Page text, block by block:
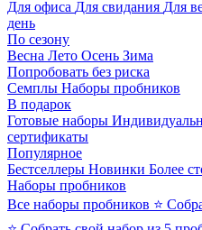
Для офиса Для свидания Для
день
По сезону
Весна Лето Осень Зима
Попробовать без риска
Семплы Наборы пробников
В подарок
Готовые наборы
сертификаты
Популярное
Бестселлеры Новинки Более
Наборы пробников
Все наборы пробников ⭐